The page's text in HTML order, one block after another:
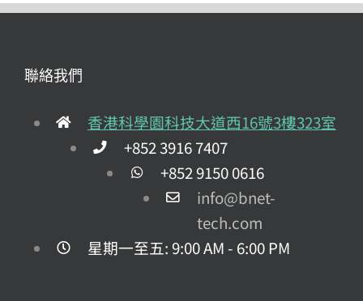
聯絡我們
香港科學園科技大道西16號3樓323室
+852 3916 7407
+852 9150 0616
info@bnet-
tech.com
星期一至五: 9:00 AM - 6:00 PM